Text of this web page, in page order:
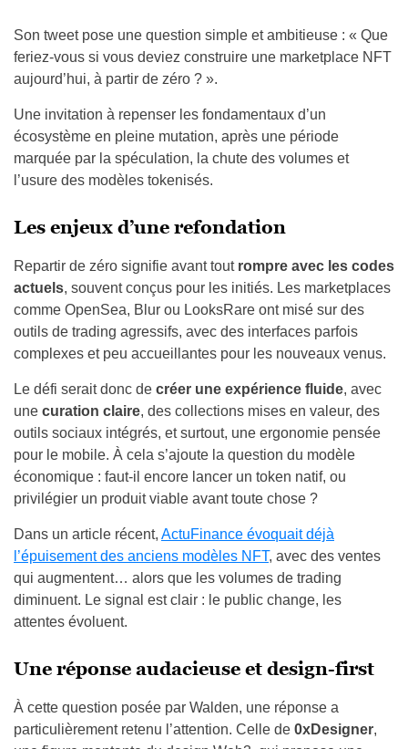
Son tweet pose une question simple et ambitieuse : « Que
feriez-vous si vous deviez construire une marketplace NFT
aujourd’hui, à partir de zéro ? ».
Une invitation à repenser les fondamentaux d’un
écosystème en pleine mutation, après une période
marquée par la spéculation, la chute des volumes et
l’usure des modèles tokenisés.
Les enjeux d’une refondation
Repartir de zéro signifie avant tout rompre avec les codes
actuels, souvent conçus pour les initiés. Les marketplaces
comme OpenSea, Blur ou LooksRare ont misé sur des
outils de trading agressifs, avec des interfaces parfois
complexes et peu accueillantes pour les nouveaux venus.
Le défi serait donc de créer une expérience fluide, avec
une curation claire, des collections mises en valeur, des
outils sociaux intégrés, et surtout, une ergonomie pensée
pour le mobile. À cela s’ajoute la question du modèle
économique : faut-il encore lancer un token natif, ou
privilégier un produit viable avant toute chose ?
Dans un article récent, ActuFinance évoquait déjà
l’épuisement des anciens modèles NFT, avec des ventes
qui augmentent… alors que les volumes de trading
diminuent. Le signal est clair : le public change, les
attentes évoluent.
Une réponse audacieuse et design-first
À cette question posée par Walden, une réponse a
particulièrement retenu l’attention. Celle de 0xDesigner,